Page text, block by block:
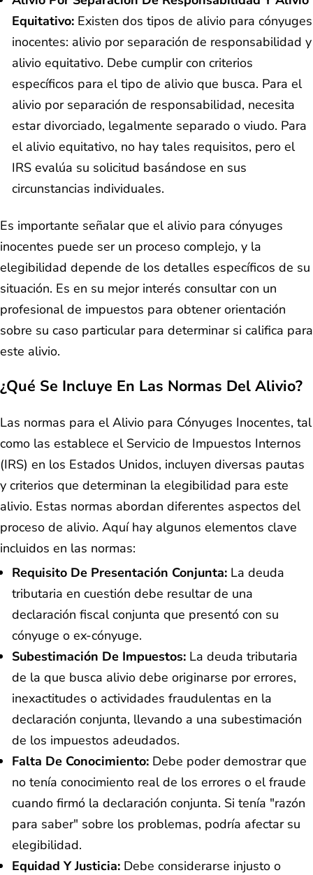
Equitativo: Existen dos tipos de alivio para cónyuges
inocentes: alivio por separación de responsabilidad y
alivio equitativo. Debe cumplir con criterios
específicos para el tipo de alivio que busca. Para el
alivio por separación de responsabilidad, necesita
estar divorciado, legalmente separado o viudo. Para
el alivio equitativo, no hay tales requisitos, pero el
IRS evalúa su solicitud basándose en sus
circunstancias individuales.
Es importante señalar que el alivio para cónyuges
inocentes puede ser un proceso complejo, y la
elegibilidad depende de los detalles específicos de su
situación. Es en su mejor interés consultar con un
profesional de impuestos para obtener orientación
sobre su caso particular para determinar si califica para
este alivio.
¿Qué Se Incluye En Las Normas Del Alivio?
Las normas para el Alivio para Cónyuges Inocentes, tal
como las establece el Servicio de Impuestos Internos
(IRS) en los Estados Unidos, incluyen diversas pautas
y criterios que determinan la elegibilidad para este
alivio. Estas normas abordan diferentes aspectos del
proceso de alivio. Aquí hay algunos elementos clave
incluidos en las normas:
Requisito De Presentación Conjunta: La deuda
tributaria en cuestión debe resultar de una
declaración fiscal conjunta que presentó con su
cónyuge o ex-cónyuge.
Subestimación De Impuestos: La deuda tributaria
de la que busca alivio debe originarse por errores,
inexactitudes o actividades fraudulentas en la
declaración conjunta, llevando a una subestimación
de los impuestos adeudados.
Falta De Conocimiento: Debe poder demostrar que
no tenía conocimiento real de los errores o el fraude
cuando firmó la declaración conjunta. Si tenía "razón
para saber" sobre los problemas, podría afectar su
elegibilidad.
Equidad Y Justicia: Debe considerarse injusto o